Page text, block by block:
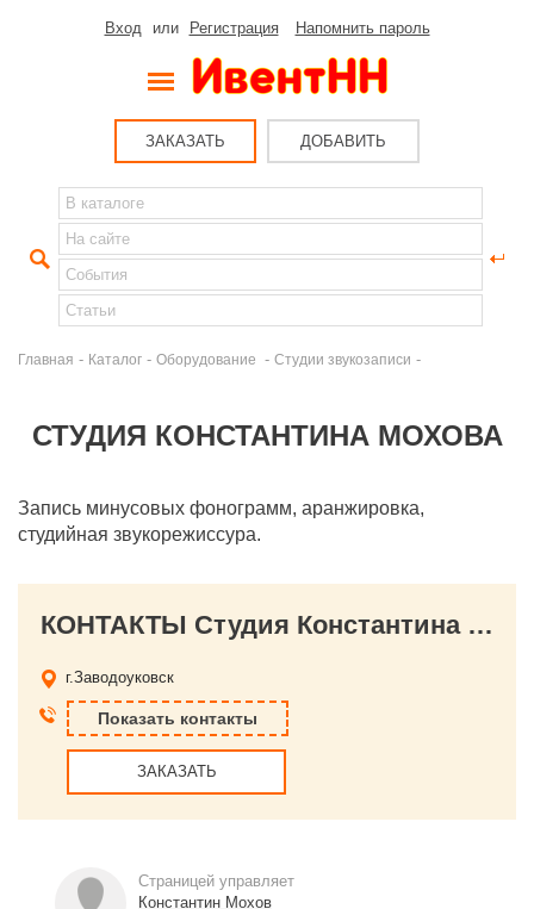
Вход или Регистрация Напомнить пароль
ЗАКАЗАТЬ ДОБАВИТЬ
Главная - Каталог - Оборудование - Студии звукозаписи -
СТУДИЯ КОНСТАНТИНА МОХОВА
Запись минусовых фонограмм, аранжировка,
студийная звукорежиссура.
КОНТАКТЫ Студия Константина Мохова
г.Заводоуковск
Показать контакты
ЗАКАЗАТЬ
Страницей управляет
Константин Мохов